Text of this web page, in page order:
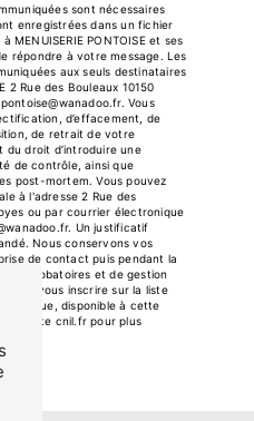
sont nécessaires
enregistrées dans un fichier
MENUISERIE PONTOISE et ses
répondre à votre message. Les
aux seuls destinataires
2 Rue des Bouleaux 10150
Vous
d’effacement, de
de retrait de votre
droit d’introduire une
de contrôle, ainsi que
post-mortem. Vous pouvez
à l'adresse 2 Rue des
ou par courrier électronique
Un justificatif
Nous conservons vos
de contact puis pendant la
fins probatoires et de gestion
de vous inscrire sur la liste
disponible à cette
le site cnil.fr pour plus